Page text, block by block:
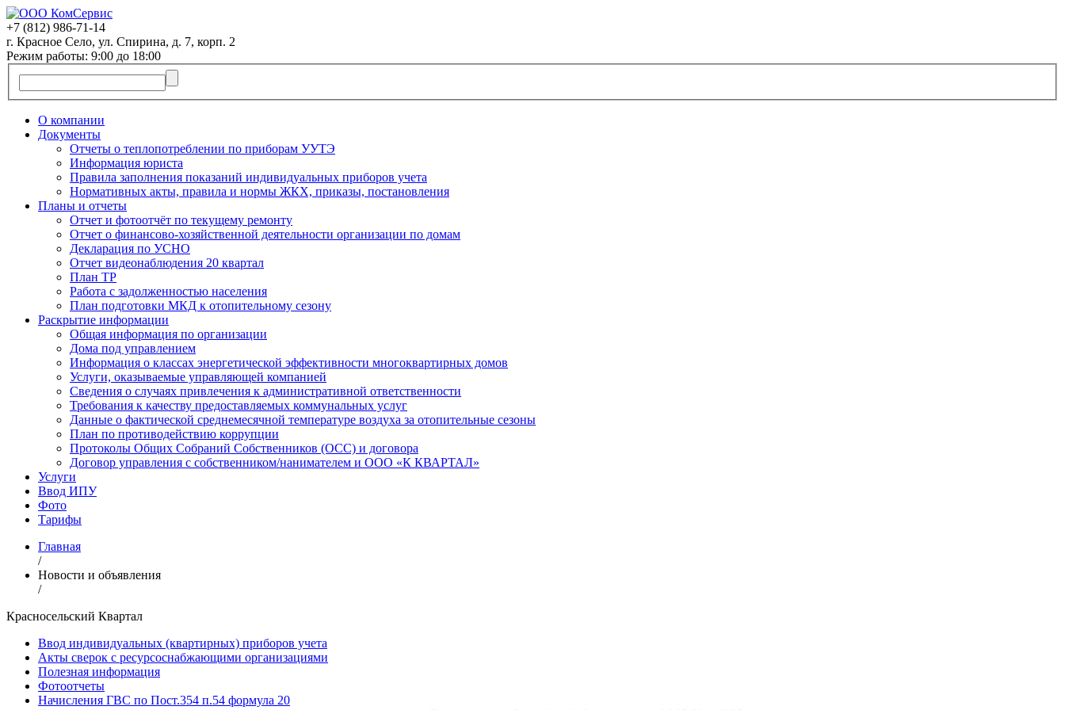
+7 (812) 986-71-14
г. Красное Село, ул. Спирина, д. 7, корп. 2
Режим работы: 9:00 до 18:00
О компании
Документы
Отчеты о теплопотреблении по приборам УУТЭ
Информация юриста
Правила заполнения показаний индивидуальных приборов учета
Нормативных акты, правила и нормы ЖКХ, приказы, постановления
Планы и отчеты
Отчет и фотоотчёт по текущему ремонту
Отчет о финансово-хозяйственной деятельности организации по домам
Декларация по УСНО
Отчет видеонаблюдения 20 квартал
План ТР
Работа с задолженностью населения
План подготовки МКД к отопительному сезону
Раскрытие информации
Общая информация по организации
Дома под управлением
Информация о классах энергетической эффективности многоквартирных домов
Услуги, оказываемые управляющей компанией
Сведения о случаях привлечения к административной ответственности
Требования к качеству предоставляемых коммунальных услуг
Данные о фактической среднемесячной температуре воздуха за отопительные сезоны
План по противодействию коррупции
Протоколы Общих Собраний Собственников (ОСС) и договора
Договор управления с собственником/нанимателем и ООО «К КВАРТАЛ»
Услуги
Ввод ИПУ
Фото
Тарифы
Главная
/
Новости и объявления
/
Красносельский Квартал
Ввод индивидуальных (квартирных) приборов учета
Акты сверок с ресурсоснабжающими организациями
Полезная информация
Фотоотчеты
Начисления ГВС по Пост.354 п.54 формула 20